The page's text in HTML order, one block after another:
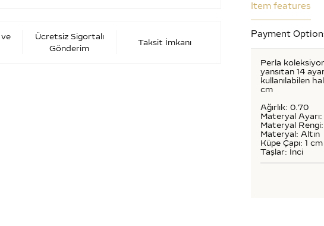
ve
Ücretsiz Sigortalı
Gönderim
Taksit İmkanı
Item features
Payment
Perla
yansıtan 14
kullanılabilen
cm
Ağırlık: 0.70
Materyal Ayarı:
Materyal Rengi:
Materyal: Altın
Küpe Çapı: 1 cm
Taşlar: İnci